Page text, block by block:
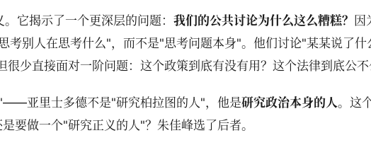
它揭示了一个更深层的问题： 我们的公共讨论为什么这么糟糕？ 因
别人在思考什么"，而不是"思考问题本身"。他们讨论"某某说了什
少直接面对一阶问题：这个政策到底有没有用？这个法律到底公不
亚里士多德不是"研究柏拉图的人"，他是研究政治本身的人。这
要做一个"研究正义的人"？朱佳峰选了后者。